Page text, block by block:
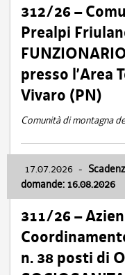
312/26 –
Prealpi
presso l’Area
Vivaro (PN)
Comunità di montagna
17.07.2026 -
domande: 16.08.2026
311/26 –
n. 38 posti di